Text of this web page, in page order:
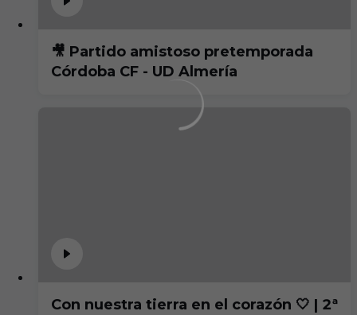
🎥 Partido amistoso pretemporada
Córdoba CF - UD Almería
Con nuestra tierra en el corazón 🤍 | 2ª